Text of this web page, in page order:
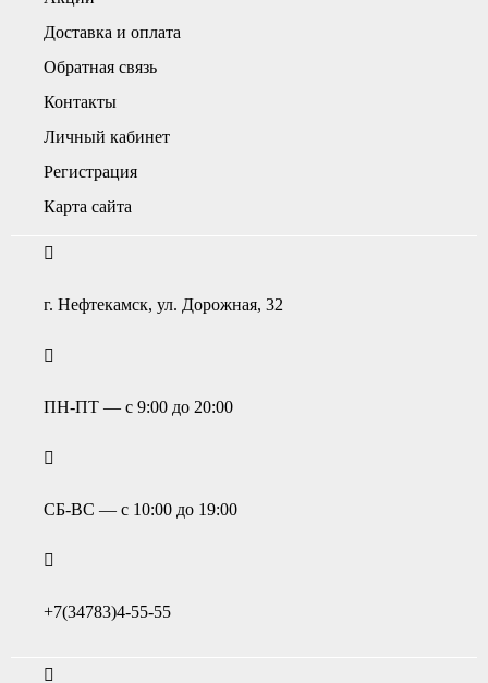
Доставка и оплата
Обратная связь
Контакты
Личный кабинет
Регистрация
Карта сайта
г. Нефтекамск, ул. Дорожная, 32
ПН-ПТ — с 9:00 до 20:00
СБ-ВС — с 10:00 до 19:00
+7(34783)4-55-55